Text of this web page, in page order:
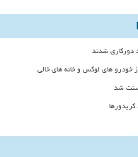
خودرو های لوکس و خانه های خالی